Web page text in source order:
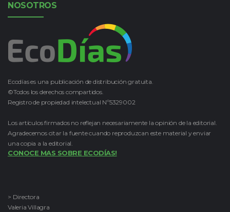
NOSOTROS
Ecodías es una publicación de distribución gratuita.
©Todos los derechos compartidos.
Registro de propiedad intelectual Nº5329002
Los artículos firmados no reflejan necesariamente la opinión de la editorial.
Agradecemos citar la fuente cuando reproduzcan este material y enviar
una copia a la editorial.
CONOCE MAS SOBRE ECODÍAS!
> Directora
Valeria Villagra